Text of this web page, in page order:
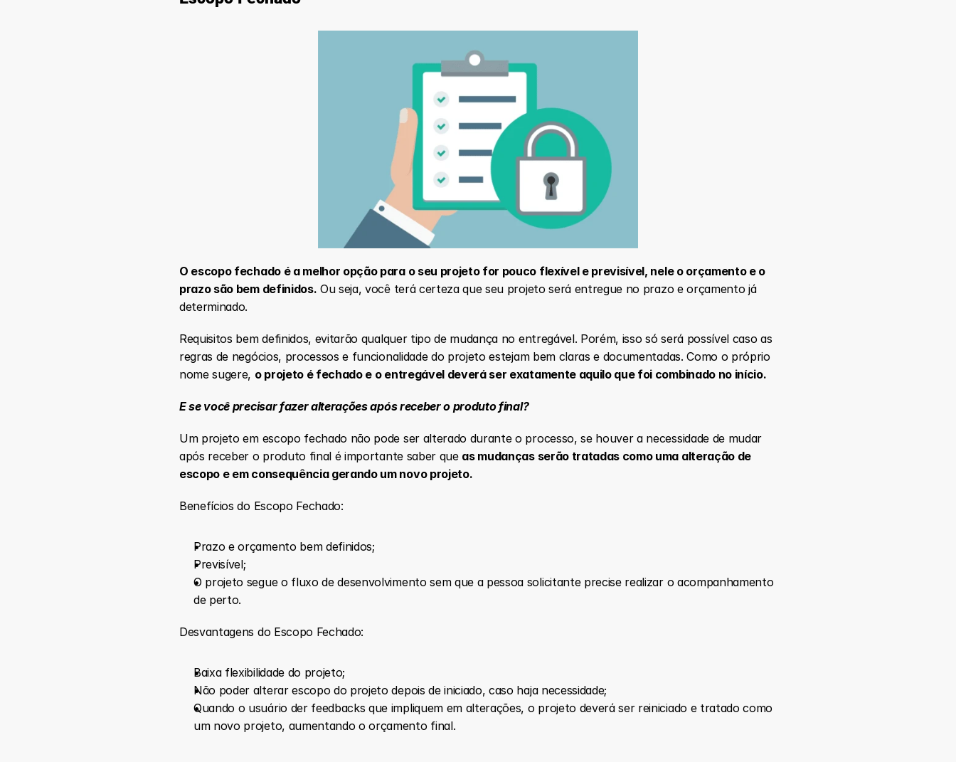
O escopo fechado é a melhor opção para o seu projeto for pouco flexível e previsível, nele o orçamento e o
prazo são bem definidos. Ou seja, você terá certeza que seu projeto será entregue no prazo e orçamento já
determinado.
Requisitos bem definidos, evitarão qualquer tipo de mudança no entregável. Porém, isso só será possível caso as
regras de negócios, processos e funcionalidade do projeto estejam bem claras e documentadas. Como o próprio
nome sugere, o projeto é fechado e o entregável deverá ser exatamente aquilo que foi combinado no início.
E se você precisar fazer alterações após receber o produto final?
Um projeto em escopo fechado não pode ser alterado durante o processo, se houver a necessidade de mudar
após receber o produto final é importante saber que as mudanças serão tratadas como uma alteração de
escopo e em consequência gerando um novo projeto.
Benefícios do Escopo Fechado:
Prazo e orçamento bem definidos;
Previsível;
O projeto segue o fluxo de desenvolvimento sem que a pessoa solicitante precise realizar o acompanhamento
de perto.
Desvantagens do Escopo Fechado:
Baixa flexibilidade do projeto;
Não poder alterar escopo do projeto depois de iniciado, caso haja necessidade;
Quando o usuário der feedbacks que impliquem em alterações, o projeto deverá ser reiniciado e tratado como
um novo projeto, aumentando o orçamento final.